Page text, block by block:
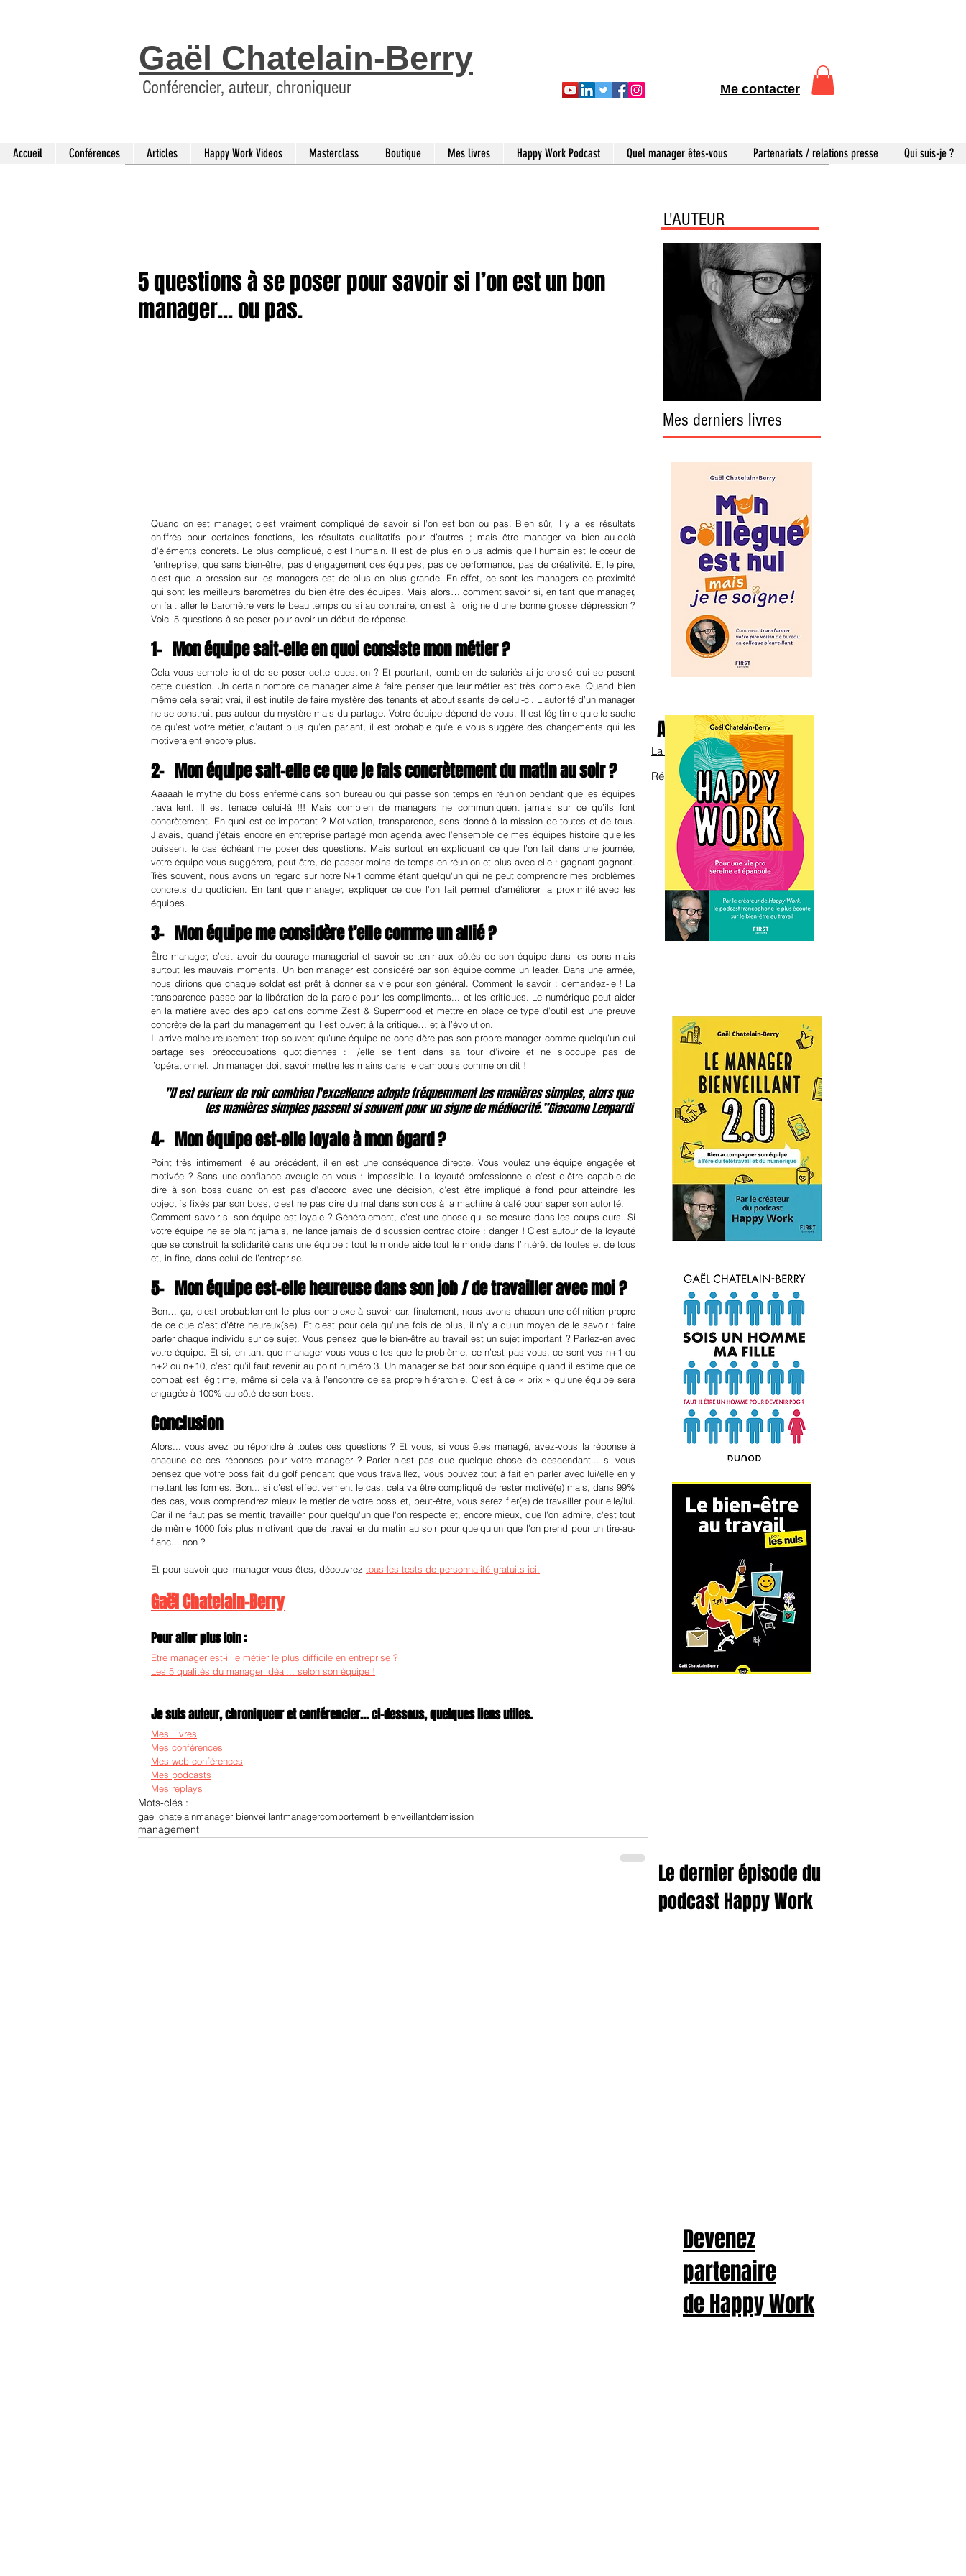
Gaël Chatelain-Berry
Conférencier, auteur, chroniqueur Me contacter
Accueil Conférences Articles Happy Work Videos Masterclass Boutique Mes livres Happy Work Podcast Quel manager êtes-vous Partenariats / relations presse Qui suis-je ?
5 questions à se poser pour savoir si l’on est un bon
manager... ou pas.
Quand on est manager, c’est vraiment compliqué de savoir si l’on est bon ou pas. Bien sûr, il y a les résultats
chiffrés pour certaines fonctions, les résultats qualitatifs pour d’autres ; mais être manager va bien au-delà
d’éléments concrets. Le plus compliqué, c’est l’humain. Il est de plus en plus admis que l’humain est le cœur de
l’entreprise, que sans bien-être, pas d’engagement des équipes, pas de performance, pas de créativité. Et le pire,
c’est que la pression sur les managers est de plus en plus grande. En effet, ce sont les managers de proximité
qui sont les meilleurs baromètres du bien être des équipes. Mais alors… comment savoir si, en tant que manager,
on fait aller le baromètre vers le beau temps ou si au contraire, on est à l’origine d’une bonne grosse dépression ?
Voici 5 questions à se poser pour avoir un début de réponse.
1-   Mon équipe sait-elle en quoi consiste mon métier ?
Cela vous semble idiot de se poser cette question ? Et pourtant, combien de salariés ai-je croisé qui se posent
cette question. Un certain nombre de manager aime à faire penser que leur métier est très complexe. Quand bien
même cela serait vrai, il est inutile de faire mystère des tenants et aboutissants de celui-ci. L’autorité d’un manager
ne se construit pas autour du mystère mais du partage. Votre équipe dépend de vous. Il est légitime qu’elle sache
ce qu’est votre métier, d’autant plus qu’en parlant, il est probable qu’elle vous suggère des changements qui les
motiveraient encore plus.
2-   Mon équipe sait-elle ce que je fais concrètement du matin au soir ?
Aaaaah le mythe du boss enfermé dans son bureau ou qui passe son temps en réunion pendant que les équipes
travaillent. Il est tenace celui-là !!! Mais combien de managers ne communiquent jamais sur ce qu’ils font
concrètement. En quoi est-ce important ? Motivation, transparence, sens donné à la mission de toutes et de tous.
J’avais, quand j’étais encore en entreprise partagé mon agenda avec l’ensemble de mes équipes histoire qu’elles
puissent le cas échéant me poser des questions. Mais surtout en expliquant ce que l’on fait dans une journée,
votre équipe vous suggérera, peut être, de passer moins de temps en réunion et plus avec elle : gagnant-gagnant.
Très souvent, nous avons un regard sur notre N+1 comme étant quelqu'un qui ne peut comprendre mes problèmes
concrets du quotidien. En tant que manager, expliquer ce que l'on fait permet d'améliorer la proximité avec les
équipes.
3-   Mon équipe me considère t’elle comme un allié ?
Être manager, c’est avoir du courage managerial et savoir se tenir aux côtés de son équipe dans les bons mais
surtout les mauvais moments. Un bon manager est considéré par son équipe comme un leader. Dans une armée,
nous dirions que chaque soldat est prêt à donner sa vie pour son général. Comment le savoir : demandez-le ! La
transparence passe par la libération de la parole pour les compliments... et les critiques. Le numérique peut aider
en la matière avec des applications comme Zest & Supermood et mettre en place ce type d’outil est une preuve
concrète de la part du management qu’il est ouvert à la critique… et à l’évolution.
Il arrive malheureusement trop souvent qu’une équipe ne considère pas son propre manager comme quelqu’un qui
partage ses préoccupations quotidiennes : il/elle se tient dans sa tour d’ivoire et ne s’occupe pas de
l’opérationnel. Un manager doit savoir mettre les mains dans le cambouis comme on dit !
"Il est curieux de voir combien l'excellence adopte fréquemment les manières simples, alors que
les manières simples passent si souvent pour un signe de médiocrité.”Giacomo Leopardi
4-   Mon équipe est-elle loyale à mon égard ?
Point très intimement lié au précédent, il en est une conséquence directe. Vous voulez une équipe engagée et
motivée ? Sans une confiance aveugle en vous : impossible. La loyauté professionnelle c’est d’être capable de
dire à son boss quand on est pas d’accord avec une décision, c’est être impliqué à fond pour atteindre les
objectifs fixés par son boss, c’est ne pas dire du mal dans son dos à la machine à café pour saper son autorité.
Comment savoir si son équipe est loyale ? Généralement, c’est une chose qui se mesure dans les coups durs. Si
votre équipe ne se plaint jamais, ne lance jamais de discussion contradictoire : danger ! C’est autour de la loyauté
que se construit la solidarité dans une équipe : tout le monde aide tout le monde dans l’intérêt de toutes et de tous
et, in fine, dans celui de l’entreprise.
5-   Mon équipe est-elle heureuse dans son job / de travailler avec moi ?
Bon… ça, c’est probablement le plus complexe à savoir car, finalement, nous avons chacun une définition propre
de ce que c’est d’être heureux(se). Et c’est pour cela qu’une fois de plus, il n’y a qu’un moyen de le savoir : faire
parler chaque individu sur ce sujet. Vous pensez que le bien-être au travail est un sujet important ? Parlez-en avec
votre équipe. Et si, en tant que manager vous vous dites que le problème, ce n’est pas vous, ce sont vos n+1 ou
n+2 ou n+10, c’est qu’il faut revenir au point numéro 3. Un manager se bat pour son équipe quand il estime que ce
combat est légitime, même si cela va à l’encontre de sa propre hiérarchie. C’est à ce « prix » qu’une équipe sera
engagée à 100% au côté de son boss.
Conclusion
Alors... vous avez pu répondre à toutes ces questions ? Et vous, si vous êtes managé, avez-vous la réponse à
chacune de ces réponses pour votre manager ? Parler n'est pas que quelque chose de descendant... si vous
pensez que votre boss fait du golf pendant que vous travaillez, vous pouvez tout à fait en parler avec lui/elle en y
mettant les formes. Bon... si c'est effectivement le cas, cela va être compliqué de rester motivé(e) mais, dans 99%
des cas, vous comprendrez mieux le métier de votre boss et, peut-être, vous serez fier(e) de travailler pour elle/lui.
Car il ne faut pas se mentir, travailler pour quelqu'un que l'on respecte et, encore mieux, que l'on admire, c'est tout
de même 1000 fois plus motivant que de travailler du matin au soir pour quelqu'un que l'on prend pour un tire-au-
flanc... non ?
Et pour savoir quel manager vous êtes, découvrez tous les tests de personnalité gratuits ici.
Gaël Chatelain-Berry
Pour aller plus loin :
Etre manager est-il le métier le plus difficile en entreprise ?
Les 5 qualités du manager idéal... selon son équipe !
Je suis auteur, chroniqueur et conférencier... ci-dessous, quelques liens utiles.
Mes Livres
Mes conférences
Mes web-conférences
Mes podcasts
Mes replays
Mots-clés :
gael chatelainmanager bienveillantmanagercomportement bienveillantdemission
management
La bande annonce
Avec Bob sur scène
Réservez les billets
L'AUTEUR
Mes derniers livres
Le dernier épisode du
podcast Happy Work
Devenez
partenaire
de Happy Work